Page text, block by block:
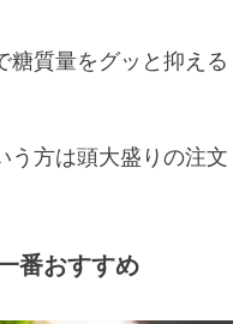
糖質量をグッと抑える
う方は頭大盛りの注文
番おすすめ